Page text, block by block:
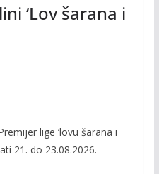
‘Lov šarana i
lige ‘lovu šarana i
21. do 23.08.2026.